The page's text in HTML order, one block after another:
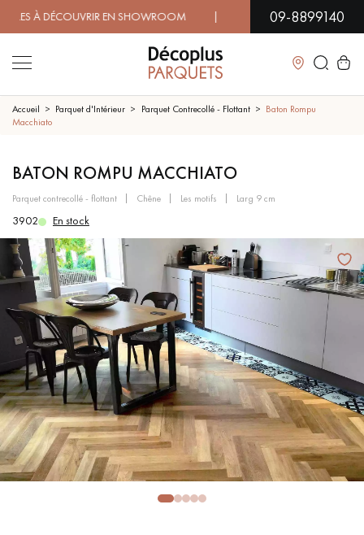
EN SHOWROOM | DISPONIBILITÉ09-8899140
Fermer
PARQUET MASSIF
PARQUET CONTRECOLLÉ -
SOL PLAQUÉ BOIS VERITABLES
PARQUETS À MOTIFS
TRADITIONNELS
PARQUET EN BOIS EXOTIQUE PARQUET VERNIS
PARQUET HUILÉ PARQUET EN BOIS BRUT
PARQUET VIEILLI PARQUET EN CHÊNE FUMÉ
PARQUET LAMES LARGES XXL PARQUET EN CHÊNE
ACCESSOIRES PARQUET
D'INTÉRIEUR
Accueil Parquet d'Intérieur Parquet Contrecollé - Flottant
Baton Rompu
Macchiato
BATON ROMPU MACCHIATO
parquet contrecollé - flottant chêne les motifs larg 9 cm
3902 En stock